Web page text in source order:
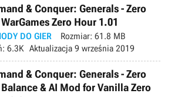
& Conquer: Generals - Zero
Zero Hour 1.01
DO GIER Rozmiar: 61.8 MB
6.3K Aktualizacja 9 września 2019
& Conquer: Generals - Zero
& AI Mod for Vanilla Zero